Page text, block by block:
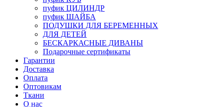
пуфик ЦИЛИНДР
пуфик ШАЙБА
ПОДУШКИ ДЛЯ БЕРЕМЕННЫХ
ДЛЯ ДЕТЕЙ
БЕСКАРКАСНЫЕ ДИВАНЫ
Подарочные сертификаты
Гарантии
Доставка
Оплата
Оптовикам
Ткани
О нас